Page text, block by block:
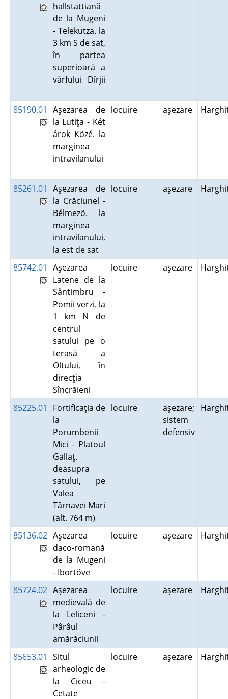
hallstattiană
de la Mugeni
- Telekutza. la
3 km S de sat,
în partea
superioară a
vârfului Dîrjii
85190.01
Aşezarea de
la Lutiţa - Két
árok Közé. la
marginea
intravilanului
locuire aşezare
85261.01
Aşezarea de
la Crăciunel -
Bélmezö. la
marginea
intravilanului,
la est de sat
locuire aşezare
85742.01
Aşezarea
Latene de la
Sântimbru -
Pomii verzi. la
1 km N de
centrul
satului pe o
terasă a
Oltului, în
direcţia
Sîncrăieni
locuire aşezare
85225.01
Fortificaţia de
la
Porumbenii
Mici - Platoul
Gallaţ.
deasupra
satului, pe
Valea
Târnavei Mari
(alt. 764 m)
locuire
aşezare;
sistem
defensiv
85136.02 Aşezarea
daco-romană
de la Mugeni
- Ibortöve
locuire aşezare
85724.02 Aşezarea
medievală de
la Leliceni -
Pârâul
amărăciunii
locuire aşezare
85653.01
Situl
arheologic de
la Ciceu -
Cetate
locuire aşezare